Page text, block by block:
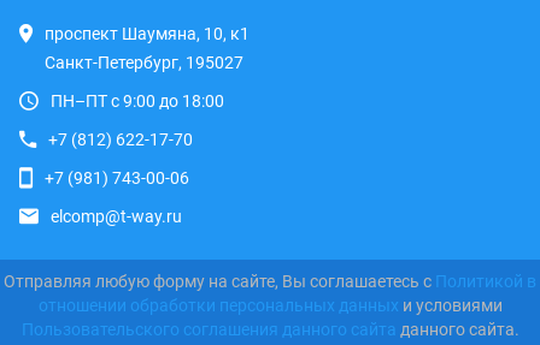
проспект Шаумяна, 10, к1
Санкт-Петербург, 195027
ПН–ПТ с 9:00 до 18:00
+7 (812) 622-17-70
+7 (981) 743-00-06
elcomp@t-way.ru
Отправляя любую форму на сайте, Вы соглашаетесь с Политикой в
отношении обработки персональных данных и условиями
Пользовательского соглашения данного сайта данного сайта.